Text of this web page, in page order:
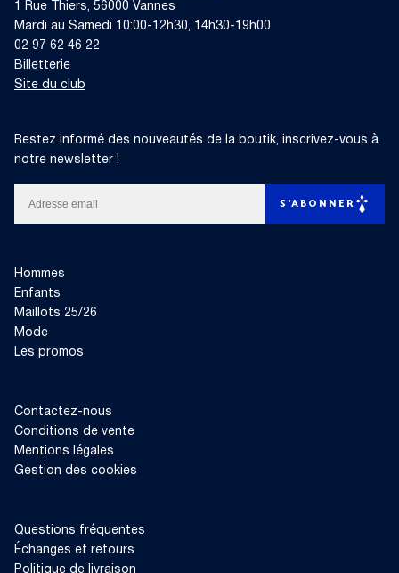
1 Rue Thiers, 56000 Vannes
Mardi au Samedi 10:00-12h30, 14h30-19h00
02 97 62 46 22
Billetterie
Site du club
Restez informé des nouveautés de la boutik, inscrivez-vous à
notre newsletter !
S'ABONNER
Hommes
Enfants
Maillots 25/26
Mode
Les promos
Contactez-nous
Conditions de vente
Mentions légales
Gestion des cookies
Questions fréquentes
Échanges et retours
Politique de livraison